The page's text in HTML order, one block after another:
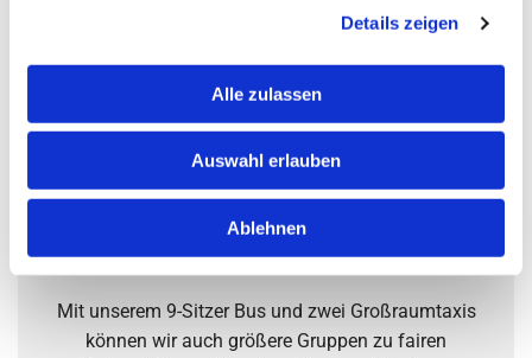
Details zeigen
Alle zulassen
Auswahl erlauben
Ablehnen
Damit der Urlaub oder die Geschäftsreise
wir gerne Ihren jeweiligen Flughafentransfer.
Großraumtaxi
Mit unserem 9-Sitzer Bus und zwei Großraumtaxis
können wir auch größere Gruppen zu fairen